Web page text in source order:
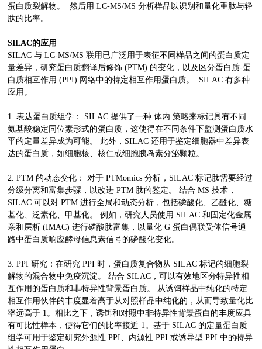
蛋白质裂解物。 然后用 LC-MS/MS 分析样品以识别和量化重肽与轻
肽的比率。
SILAC的应用
SILAC 与 LC-MS/MS 联用已广泛用于表征不同样品之间的蛋白质定
量差异，研究蛋白质翻译后修饰 (PTM) 的变化，以及区分蛋白质-蛋
白质相互作用 (PPI) 网络中的特定相互作用蛋白质。 SILAC 有多种
应用。
1. 表达蛋白质组学： SILAC 提供了一种 体内 策略来标记具有不同
氨基酸稳定同位素形式的蛋白质，这使得在不同条件下监测蛋白质水
平的定量差异成为可能。 此外，SILAC 还用于鉴定细胞器中差异表
达的蛋白质，如细胞核、核仁或细胞胰岛素分泌颗粒。
2. PTM 的动态变化： 对于 PTMomics 分析，SILAC 标记肽需要经过
分级分离和富集步骤，以改进 PTM 肽的鉴定。 结合 MS 技术，
SILAC 可以对 PTM 进行全局和动态分析，包括磷酸化、乙酰化、糖
基化、泛素化、甲基化。 例如，研究人员使用 SILAC 和固定化金属
亲和层析 (IMAC) 进行磷酸肽富集，以量化 G 蛋白偶联受体信号通
路中蛋白质响应酵母信息素信号的磷酸化变化。
3. PPI 研究：在研究 PPI 时，蛋白质复合物从 SILAC 标记的细胞裂
解物的混合物中免疫沉淀。 结合 SILAC，可以有效地区分特异性相
互作用的蛋白质和非特异性背景蛋白质。 从诱饵样品中纯化的特定
相互作用伙伴的丰度显着高于从对照样品中纯化的，从而导致量化比
率远高于 1。相比之下，诱饵和对照中非特异性背景蛋白的丰度应具
有可比性样本，使得它们的比率接近 1。基于 SILAC 的定量蛋白质
组学可用于鉴定研究外源性 PPI、内源性 PPI 或诱导型 PPI 中的特异